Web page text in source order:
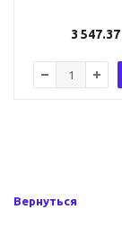
3 547.37
Вернуться